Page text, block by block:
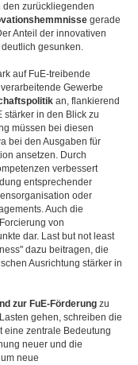
den zurückliegenden
gerade
Anteil der innovativen
gesunken.
auf FuE-treibende
Gewerbe
an, flankierend
stärker in den Blick zu
müssen bei diesen
bei den Ausgaben für
ansetzen. Durch
verbessert
entsprechender
oder
Auch die
von
dar. Last but not least
dazu beitragen, die
Ausrichtung stärker in
zur FuE-Förderung zu
gehen, schreiben die
eine zentrale Bedeutung
neuer und die
neue